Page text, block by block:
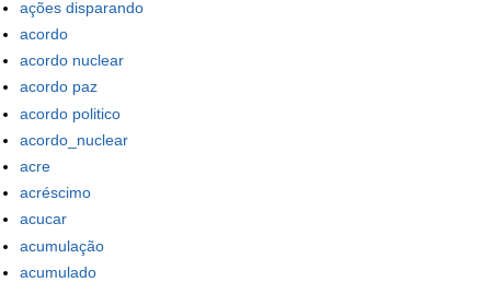
ações disparando
acordo
acordo nuclear
acordo paz
acordo politico
acordo_nuclear
acre
acréscimo
acucar
acumulação
acumulado